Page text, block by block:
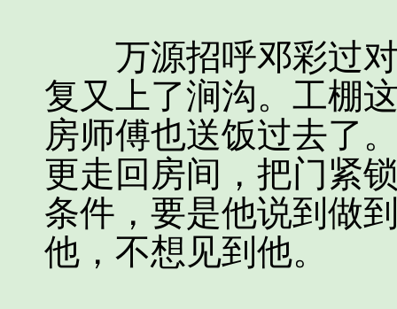
万源招呼邓彩过对
复又上了涧沟。工棚
房师傅也送饭过去了
更走回房间，把门紧
条件，要是他说到做
他，不想见到他。